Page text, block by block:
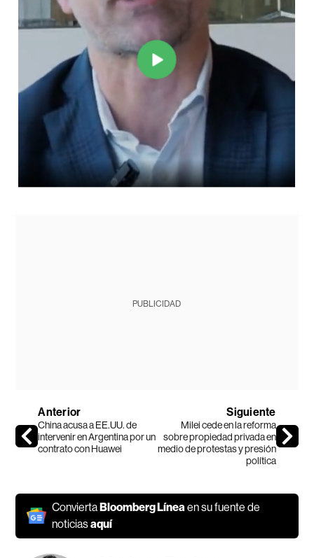
PUBLICIDAD
Anterior
China acusa a EE.UU. de
intervenir en Argentina por un
contrato con Huawei
Siguiente
Milei cede en la reforma
sobre propiedad privada en
medio de protestas y presión
política
ConviertaBloomberg Línea en su fuente de
noticiasaquí